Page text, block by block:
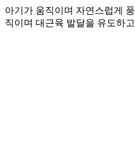
아기가 움직이며 자연스럽게
직이며 대근육 발달을 유도하